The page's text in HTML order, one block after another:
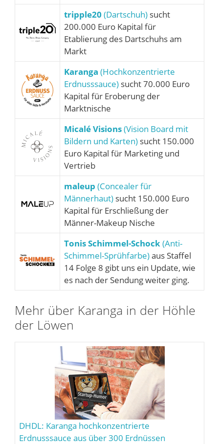
tripple20 (Dartschuh) sucht
200.000 Euro Kapital für
Etablierung des Dartschuhs am
Markt
Karanga (Hochkonzentrierte
Erdnusssauce) sucht 70.000 Euro
Kapital für Eroberung der
Marktnische
Micalé Visions(Vision Board mit
Bildern und Karten) sucht 150.000
Euro Kapital für Marketing und
Vertrieb
maleup (Concealer für
Männerhaut) sucht 150.000 Euro
Kapital für Erschließung der
Männer-Makeup Nische
Tonis Schimmel-Schock (Anti-
Schimmel-Sprühfarbe)aus Staffel
14 Folge 8 gibt uns ein Update, wie
es nach der Sendung weiter ging.
Mehr über Karanga in der Höhle
der Löwen
DHDL: Karanga hochkonzentrierte
Erdnusssauce aus über 300 Erdnüssen